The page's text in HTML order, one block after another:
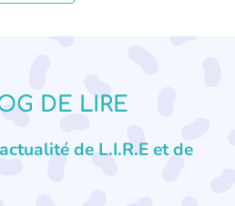
DE LIRE
de L.I.R.E et de